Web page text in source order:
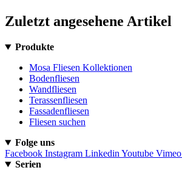
Zuletzt angesehene Artikel
Produkte
Mosa Fliesen Kollektionen
Bodenfliesen
Wandfliesen
Terassenfliesen
Fassadenfliesen
Fliesen suchen
Folge uns
Facebook Instagram Linkedin Youtube Vimeo
Serien